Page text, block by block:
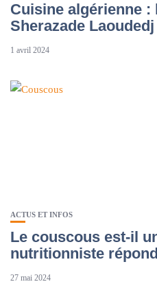
Cuisine algérienne :
Sherazade Laoudedj
1 avril 2024
ACTUS ET INFOS
Le couscous est-il
nutritionniste répond
27 mai 2024